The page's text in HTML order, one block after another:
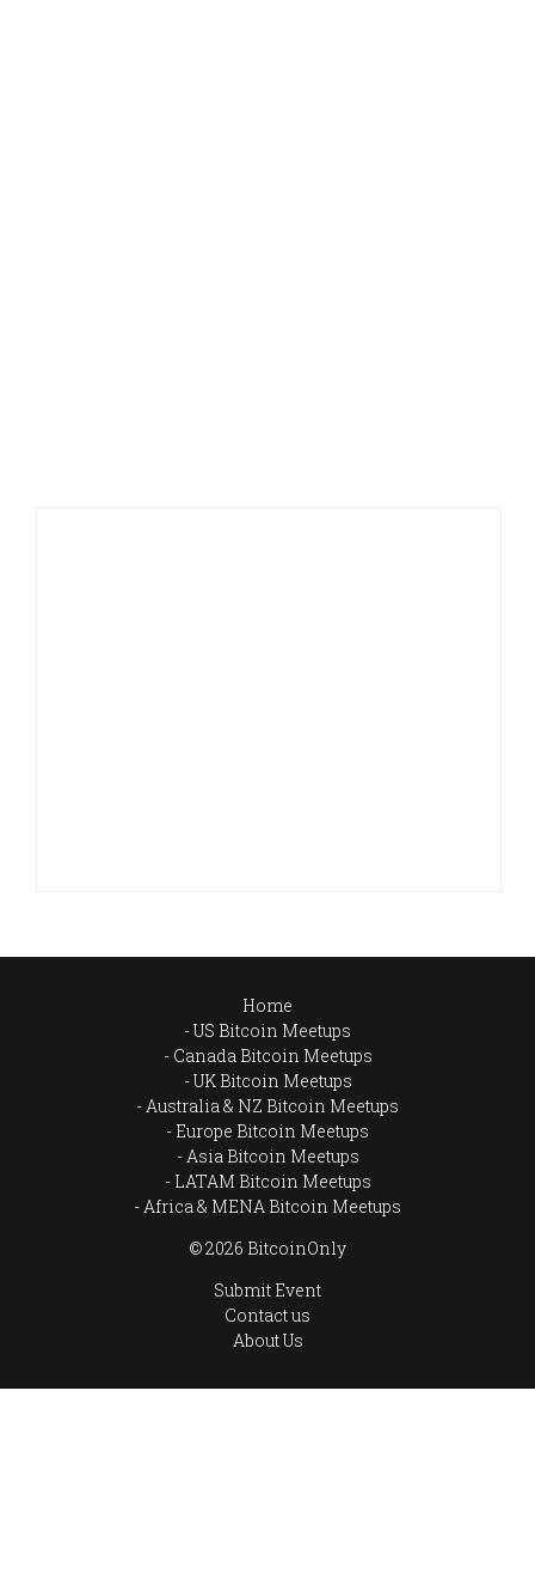
Home
US Bitcoin Meetups
Canada Bitcoin Meetups
UK Bitcoin Meetups
Australia & NZ Bitcoin Meetups
Europe Bitcoin Meetups
Asia Bitcoin Meetups
LATAM Bitcoin Meetups
Africa & MENA Bitcoin Meetups
© 2026 BitcoinOnly
Submit Event
Contact us
About Us